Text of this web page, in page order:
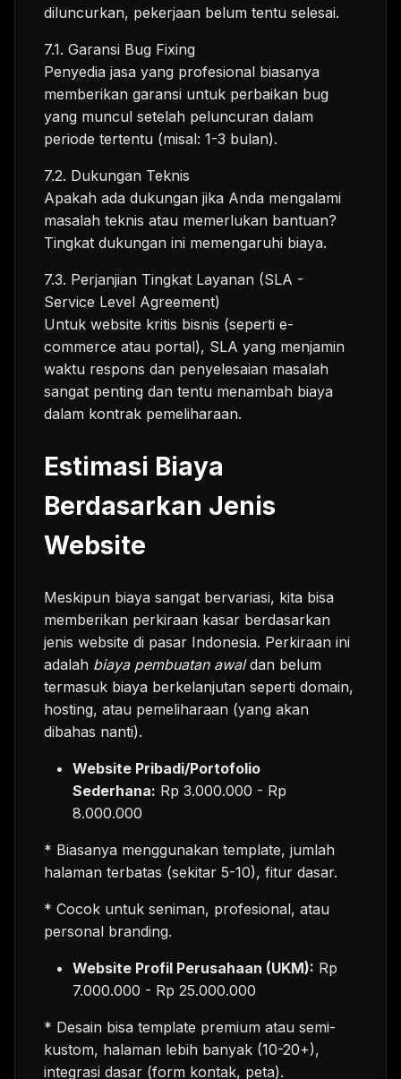
diluncurkan, pekerjaan belum tentu selesai.
7.1. Garansi Bug Fixing
Penyedia jasa yang profesional biasanya
memberikan garansi untuk perbaikan bug
yang muncul setelah peluncuran dalam
periode tertentu (misal: 1-3 bulan).
7.2. Dukungan Teknis
Apakah ada dukungan jika Anda mengalami
masalah teknis atau memerlukan bantuan?
Tingkat dukungan ini memengaruhi biaya.
7.3. Perjanjian Tingkat Layanan (SLA -
Service Level Agreement)
Untuk website kritis bisnis (seperti e-
commerce atau portal), SLA yang menjamin
waktu respons dan penyelesaian masalah
sangat penting dan tentu menambah biaya
dalam kontrak pemeliharaan.
Estimasi Biaya
Berdasarkan Jenis
Website
Meskipun biaya sangat bervariasi, kita bisa
memberikan perkiraan kasar berdasarkan
jenis website di pasar Indonesia. Perkiraan ini
adalah biaya pembuatan awaldan belum
termasuk biaya berkelanjutan seperti domain,
hosting, atau pemeliharaan (yang akan
dibahas nanti).
Website Pribadi/Portofolio
Sederhana: Rp 3.000.000 - Rp
8.000.000
* Biasanya menggunakan template, jumlah
halaman terbatas (sekitar 5-10), fitur dasar.
* Cocok untuk seniman, profesional, atau
personal branding.
Website Profil Perusahaan (UKM): Rp
7.000.000 - Rp 25.000.000
* Desain bisa template premium atau semi-
kustom, halaman lebih banyak (10-20+),
integrasi dasar (form kontak, peta).